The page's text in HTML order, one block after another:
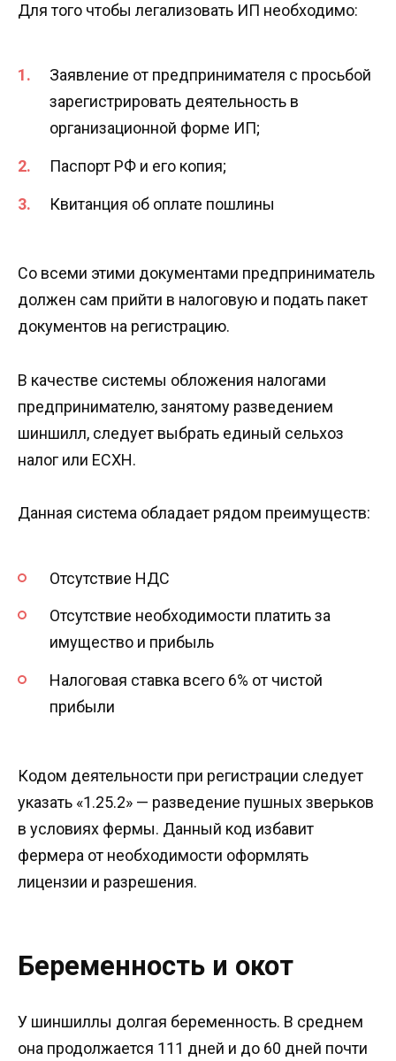
Для того чтобы легализовать ИП необходимо:
Заявление от предпринимателя с просьбой
зарегистрировать деятельность в
организационной форме ИП;
Паспорт РФ и его копия;
Квитанция об оплате пошлины
Со всеми этими документами предприниматель
должен сам прийти в налоговую и подать пакет
документов на регистрацию.
В качестве системы обложения налогами
предпринимателю, занятому разведением
шиншилл, следует выбрать единый сельхоз
налог или ЕСХН.
Данная система обладает рядом преимуществ:
Отсутствие НДС
Отсутствие необходимости платить за
имущество и прибыль
Налоговая ставка всего 6% от чистой
прибыли
Кодом деятельности при регистрации следует
указать «1.25.2» — разведение пушных зверьков
в условиях фермы. Данный код избавит
фермера от необходимости оформлять
лицензии и разрешения.
Беременность и окот
У шиншиллы долгая беременность. В среднем
она продолжается 111 дней и до 60 дней почти